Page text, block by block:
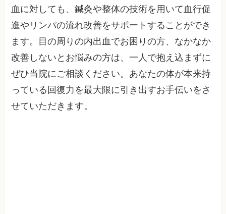
血に対しても、鍼灸や整体の技術を用いて血行促
進やリンパの流れ改善をサポートすることができ
ます。目の周りの内出血でお困りの方、なかなか
改善しないとお悩みの方は、一人で抱え込まずに
ぜひ当院にご相談ください。あなたの体が本来持
っている回復力を最大限に引き出すお手伝いをさ
せていただきます。